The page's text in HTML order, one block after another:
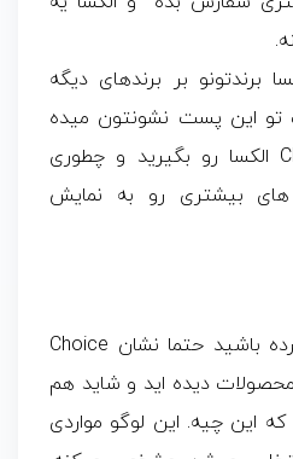
برندتونو بر برندهای دیگه
این پست نشونتون میده
که چطوری نشان Choice الکسا رو بگیرید و چطوری
بیشتری رو به نمایش
اگه روی آمازون سرچ کرده باشید حتما نشان Choice
دیده اید و شاید هم
این چیه. این لوگو مواردی